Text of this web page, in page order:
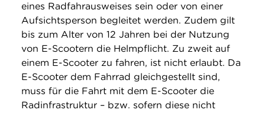
eines Radfahrausweises sein oder von einer
Aufsichtsperson begleitet werden. Zudem gilt
bis zum Alter von 12 Jahren bei der Nutzung
von E-Scootern die Helmpflicht. Zu zweit auf
einem E-Scooter zu fahren, ist nicht erlaubt. Da
E-Scooter dem Fahrrad gleichgestellt sind,
muss für die Fahrt mit dem E-Scooter die
Radinfrastruktur – bzw. sofern diese nicht